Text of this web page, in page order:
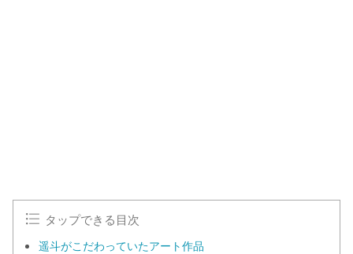
タップできる目次
遥斗がこだわっていたアート作品